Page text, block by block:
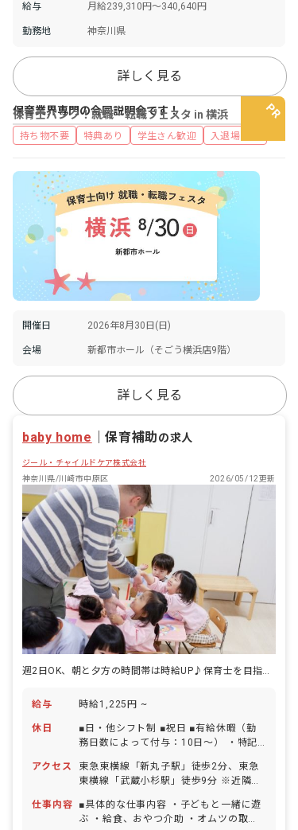
給与 月給239,310円～340,640円
勤務地 神奈川県
詳しく見る
保育士バンク！就職・転職フェスタ in 横浜
保育業界専門の合同説明会です！
持ち物不要 特典あり 学生さん歓迎 入退場自由
開催日 2026年8月30日(日)
会場 新都市ホール（そごう横浜店9階）
詳しく見る
baby home ｜保育補助の求人
ジール・チャイルドケア株式会社
神奈川県/川崎市中原区
2026/05/12更新
週2日OK、朝と夕方の時間帯は時給UP♪保育士を目指している方も歓迎！
給与 時給1,225円 ~
休日
■日・他シフト制 ■祝日 ■有給休暇（勤
務日数によって付与：10日～） ・特記
は90％超を目指します。 ・プライベー
トも楽しんでもらえるよう年間カレンダ
ーを設置し、計画的にお休みが取れる環
境を整えています！
アクセス
東急東横線「新丸子駅」徒歩2分、東急
東横線「武蔵小杉駅」徒歩9分 ※近隣に
にショッピングも楽しめます！新丸子駅
付近には、商店街や銀行があり普段の買
仕事内容
■具体的な仕事内容 ・子どもと一緒に遊
ぶ ・給食、おやつ介助 ・オムツの取り